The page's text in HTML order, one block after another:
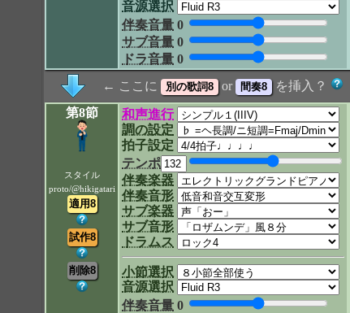
音源選択
伴奏音量 0
サブ音量 0
ドラ音量 0
← ここに or
を挿入？
第8節
スタイル
proto/@hikigatari
和声進行
調の設定
拍子設定
テンポ
伴奏楽器
伴奏音形
サブ楽器
サブ音形
ドラムス
小節選択
音源選択
伴奏音量 0